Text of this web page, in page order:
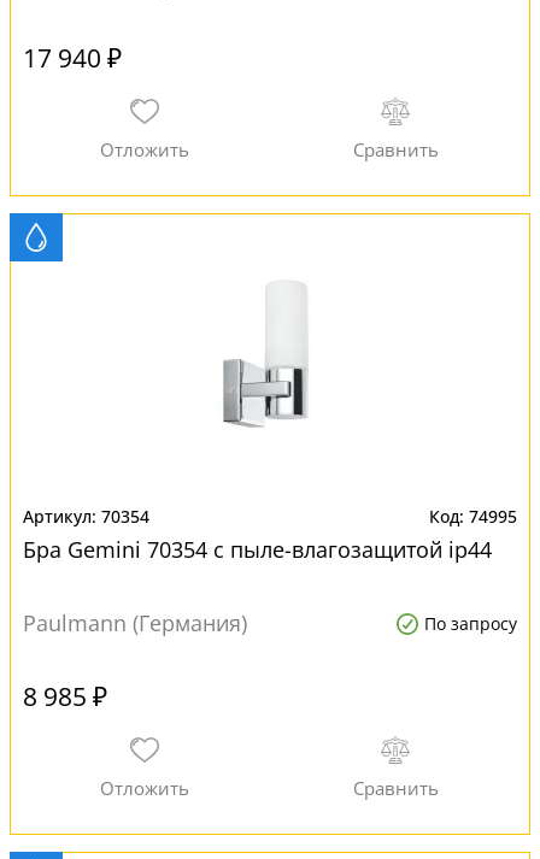
17 940 ₽
70354 74995
Бра Gemini 70354 с пыле-влагозащитой ip44
Paulmann (Германия) По запросу
8 985 ₽